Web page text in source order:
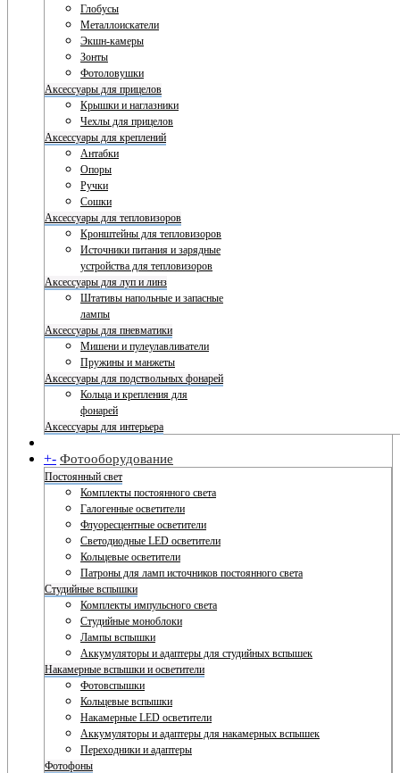
Глобусы
Металлоискатели
Экшн-камеры
Зонты
Фотоловушки
Аксессуары для прицелов
Крышки и наглазники
Чехлы для прицелов
Аксессуары для креплений
Антабки
Опоры
Ручки
Сошки
Аксессуары для тепловизоров
Кронштейны для тепловизоров
Источники питания и зарядные
устройства для тепловизоров
Аксессуары для луп и линз
Штативы напольные и запасные
лампы
Аксессуары для пневматики
Мишени и пулеулавливатели
Пружины и манжеты
Аксессуары для подствольных фонарей
Кольца и крепления для
фонарей
Аксессуары для интерьера
+- Фотооборудование
Постоянный свет
Комплекты постоянного света
Галогенные осветители
Флуоресцентные осветители
Светодиодные LED осветители
Кольцевые осветители
Патроны для ламп источников постоянного света
Студийные вспышки
Комплекты импульсного света
Студийные моноблоки
Лампы вспышки
Аккумуляторы и адаптеры для студийных вспышек
Накамерные вспышки и осветители
Фотовспышки
Кольцевые вспышки
Накамерные LED осветители
Аккумуляторы и адаптеры для накамерных вспышек
Переходники и адаптеры
Фотофоны